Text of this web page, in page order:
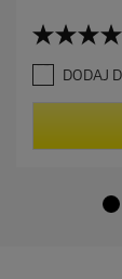
t
u
a
l
n
c
4
.
2
n
DODAJ